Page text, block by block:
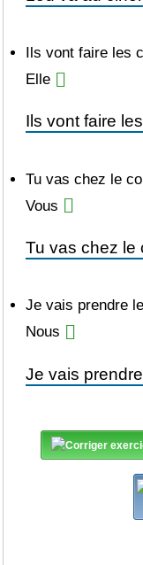
Ils vont faire les
Elle
Tu vas chez le
Vous
Je vais prendre
Nous